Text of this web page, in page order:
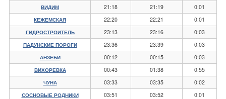
ВИДИМ 21:18 21:19 0:01
КЕЖЕМСКАЯ 22:20 22:21 0:01
ГИДРОСТРОИТЕЛЬ 23:13 23:16 0:03
ПАДУНСКИЕ ПОРОГИ 23:36 23:39 0:03
АНЗЕБИ 00:12 00:15 0:03
ВИХОРЕВКА 00:43 01:38 0:55
ЧУНА 03:33 03:35 0:02
СОСНОВЫЕ РОДНИКИ 03:51 03:52 0:01